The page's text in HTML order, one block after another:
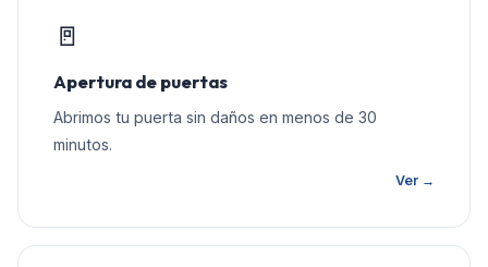
🚪
Apertura de puertas
Abrimos tu puerta sin daños en menos de 30
minutos.
Ver →